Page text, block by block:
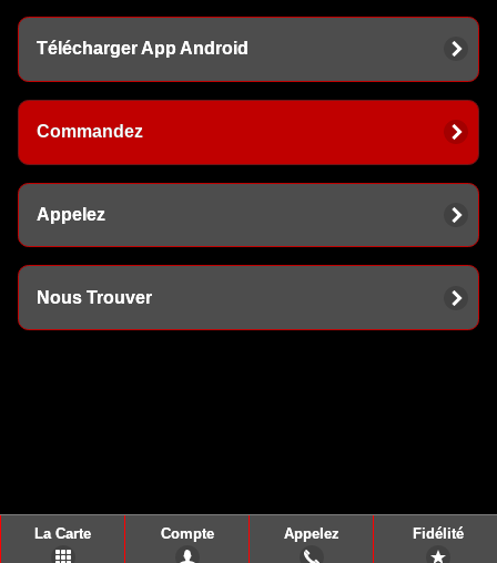
Télécharger App Android
Commandez
Appelez
Nous Trouver
La Carte Compte Appelez Fidélité